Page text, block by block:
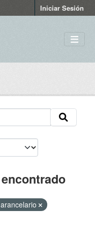
Iniciar Sesión